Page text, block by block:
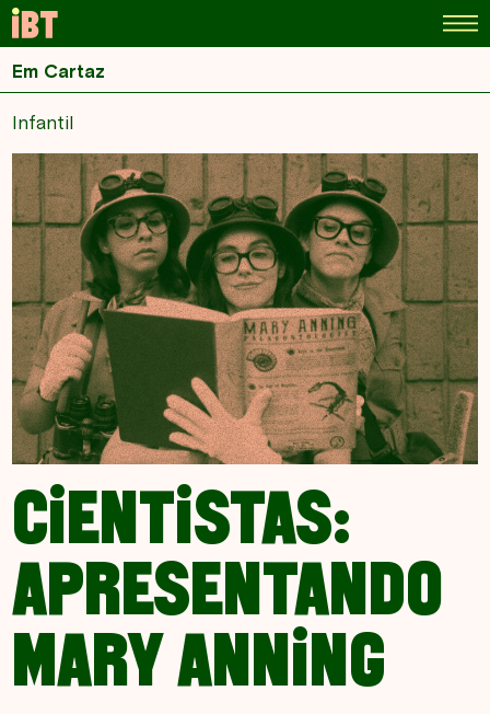
Em Cartaz
Infantil
CIENTISTAS:
APRESENTANDO
MARY ANNING